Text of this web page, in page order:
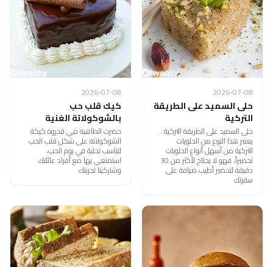
2026-07-08
حلى السميد على الطريقة
التركية
حلى السميد على الطريقة التركية ..
يعتبر هذا النوع من الحلويات
التركية من أسهل أنواع الحلويات
تحضيراً، فهو لا يحتاج لأكثر من 30
دقيقة لتحضير أطيب ضيافة على
سفرتك
2026-07-08
كيك قلب حب
بالشوكولاتة الغنية
حضرت الطاهية مي قدروة كيكة
الشوكولاتة على شكل قلب الحب
لتناسب تحلية في يوم الحب،
استمتعي بها مع أفراد عائلتك
وشاركينا تجربتك